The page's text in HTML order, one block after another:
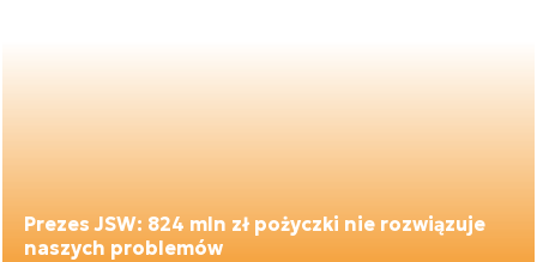
Prezes JSW: 824 mln zł pożyczki nie rozwiązuje
naszych problemów